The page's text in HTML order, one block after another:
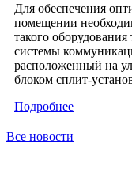
Для обеспечения
помещении
такого оборудования
системы
расположенный на
блоком сплит-
Подробнее
Все новости